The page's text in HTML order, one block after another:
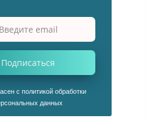
Подписаться
с политикой обработки
данных